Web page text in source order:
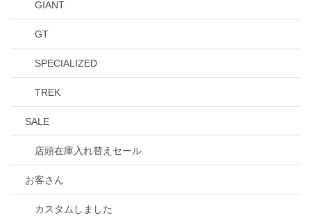
GIANT
GT
SPECIALIZED
TREK
SALE
店頭在庫入れ替えセール
お客さん
カスタムしました